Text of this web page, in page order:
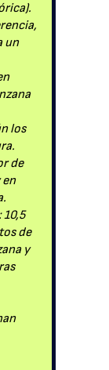
un
los
de
de
y